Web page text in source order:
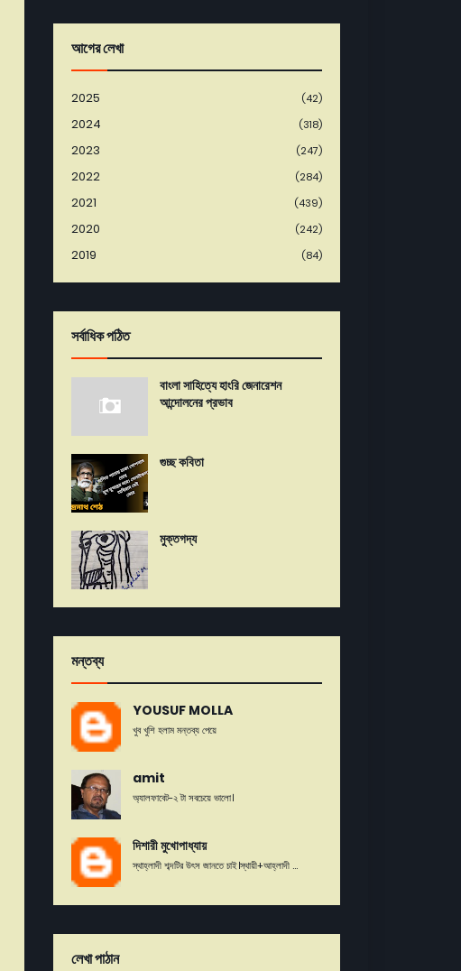
আগের লেখা
2025 (42)
2024 (318)
2023 (247)
2022 (284)
2021 (439)
2020 (242)
2019 (84)
সর্বাধিক পঠিত
বাংলা সাহিত্যে হাংরি জেনারেশন
আন্দোলনের প্রভাব
গুচ্ছ কবিতা
মুক্তগদ্য
মন্তব্য
YOUSUF MOLLA
খুব খুশি হলাম মন্তব্য পেয়ে
amit
অ্যালফাবেট-২ টা সবচেয়ে ভালো।
দিশারী মুখোপাধ্যায়
স্থাহ্লাদী শব্দটির উৎস জানতে চাই।স্থায়ী+আহ্লাদী ...
লেখা পাঠান